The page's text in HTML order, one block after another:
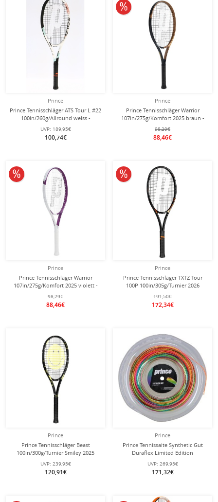
Prince
Prince Tennisschläger ATS Tour L #22
100in/260g/Allround weiss -
UVP: 189,95€
100,74€
Prince
Prince Tennisschläger Warrior
107in/275g/Komfort 2025 braun -
98,29€
88,46€
10% reduziert
Prince
Prince Tennisschläger Warrior
107in/275g/Komfort 2025 violett -
98,29€
88,46€
10% reduziert
Prince
Prince Tennisschläger TXTZ Tour
100P 100in/305g/Turnier 2026
191,50€
172,34€
10% reduziert
Prince
Prince Tennisschläger Beast
100in/300g/Turnier Smiley 2025
UVP: 239,95€
120,91€
Prince
Prince Tennissaite Synthetic Gut
Duraflex Limited Edition
Meter Rolle
UVP: 269,95€
171,32€